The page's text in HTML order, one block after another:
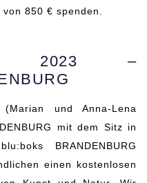
850 € spenden.
2023 –
und Anna-Lena
mit dem Sitz in
BRANDENBURG
einen kostenlosen